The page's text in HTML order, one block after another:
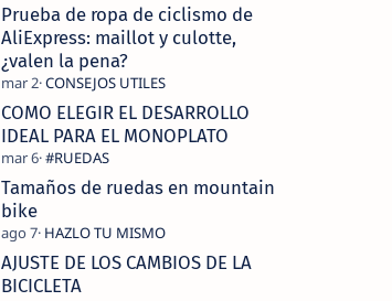
Prueba de ropa de ciclismo de
AliExpress: maillot y culotte,
¿valen la pena?
COMO ELEGIR EL DESARROLLO
IDEAL PARA EL MONOPLATO
Tamaños de ruedas en mountain
bike
AJUSTE DE LOS CAMBIOS DE LA
BICICLETA